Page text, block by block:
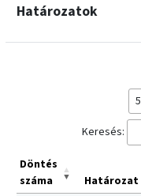
Határozatok
Keresés:
Döntés
száma
Határozat